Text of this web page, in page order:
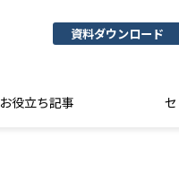
資料ダウンロード
お役立ち記事